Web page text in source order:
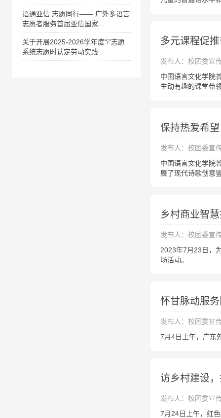
语通亚信 志愿同行—— 广外多语言
志愿者服务首届亚信国家…
关于开展2025-2026学年度“i”志愿
系统志愿时认定劳动实践…
多元课程促
发布人：校团委宣
中国语言文化学院
生动有趣的课堂带
保持热爱希
发布人：校团委宣
中国语言文化学院
展了现代诗歌创意
乡村商业智
发布人：校团委宣
2023年7月23日，
场活动。
怀甘脉动服
发布人：校团委宣
7月4日上午，广东
访乡村建设
发布人：校团委宣
7月24日上午，红